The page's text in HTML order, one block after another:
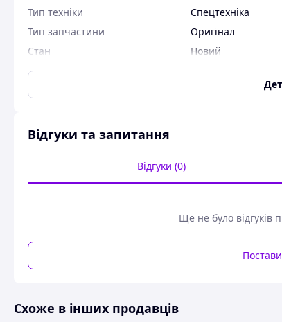
Тип техніки
Спецтехніка
Тип запчастини
Оригінал
Стан
Новий
Код запчастини
256159
Запчастини для навантажувача Балканкар: Вал
Схожі товари за характеристиками
Відгуки та запитання
Відгуки (0)
Ще не було відгуків
Схоже в інших продавців